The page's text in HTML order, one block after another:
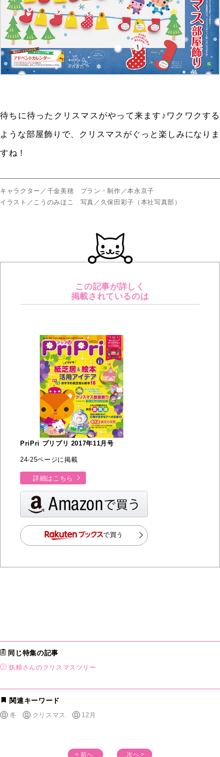
待ちに待ったクリスマスがやって来ます♪ワクワクする
ような部屋飾りで、クリスマスがぐっと楽しみになりま
すね！
キャラクター／千金美穂 プラン・制作／本永京子
イラスト／こうのみほこ 写真／久保田彩子（本社写真部）
この記事が詳しく
掲載されているのは
PriPri プリプリ 2017年11月号
24-25ページに掲載
詳細はこちら
で買う
同じ特集の記事
妖精さんのクリスマスツリー
関連キーワード
冬 クリスマス 12月
< 前へ 次へ >